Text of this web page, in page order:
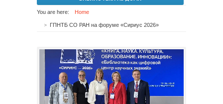
You are here: Home
ГПНТБ СО РАН на форуме «Сириус 2026»